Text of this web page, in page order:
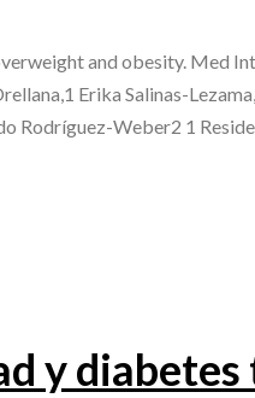
and obesity. Med
Erika Salinas-
Rodríguez-Weber2 1
y